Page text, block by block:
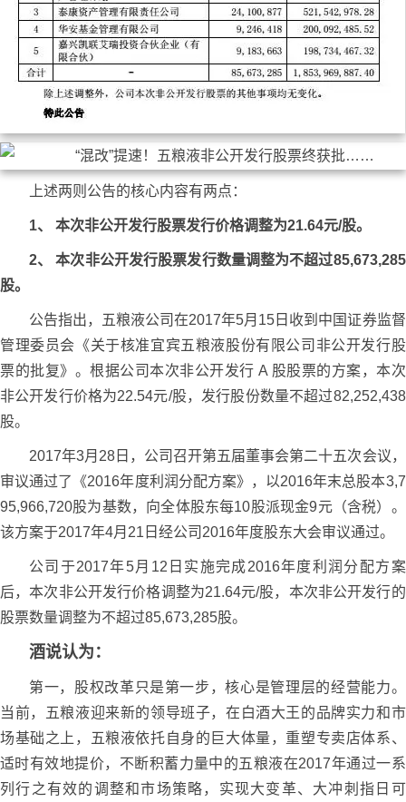
上述两则公告的核心内容有两点：
1、 本次非公开发行股票发行价格调整为21.64元/股。
2、本次非公开发行股票发行数量调整为不超过85,673,285
股。
公告指出，五粮液公司在2017年5月15日收到中国证券监督
管理委员会《关于核准宜宾五粮液股份有限公司非公开发行股
票的批复》。根据公司本次非公开发行 A 股股票的方案，本次
非公开发行价格为22.54元/股，发行股份数量不超过82,252,438
股。
2017年3月28日，公司召开第五届董事会第二十五次会议，
审议通过了《2016年度利润分配方案》，以2016年末总股本3,7
95,966,720股为基数，向全体股东每10股派现金9元（含税）。
该方案于2017年4月21日经公司2016年度股东大会审议通过。
公司于2017年5月12日实施完成2016年度利润分配方案
后，本次非公开发行价格调整为21.64元/股，本次非公开发行的
股票数量调整为不超过85,673,285股。
酒说认为：
第一，股权改革只是第一步，核心是管理层的经营能力。
当前，五粮液迎来新的领导班子，在白酒大王的品牌实力和市
场基础之上，五粮液依托自身的巨大体量，重塑专卖店体系、
适时有效地提价，不断积蓄力量中的五粮液在2017年通过一系
列行之有效的调整和市场策略，实现大变革、大冲刺指日可